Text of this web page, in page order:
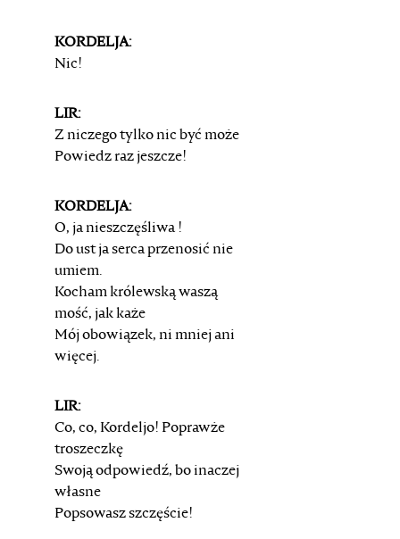
KORDELJA:
Nic!
LIR:
Z niczego tylko nic być może
Powiedz raz jeszcze!
KORDELJA:
O, ja nieszczęśliwa !
Do ust ja serca przenosić nie
umiem.
Kocham królewską waszą
mość, jak każe
Mój obowiązek, ni mniej ani
więcej.
LIR:
Co, co, Kordeljo! Poprawże
troszeczkę
Swoją odpowiedź, bo inaczej
własne
Popsowasz szczęście!